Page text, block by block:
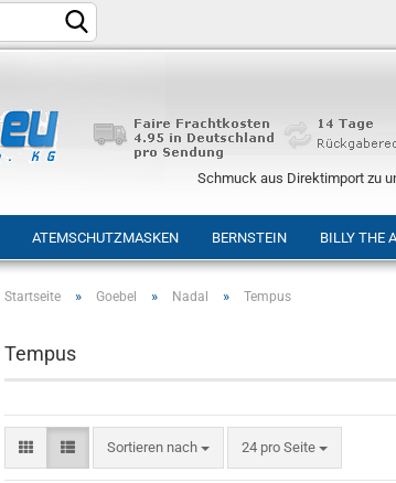
Schmuck aus Direktimport zu
ATEMSCHUTZMASKEN BERNSTEIN BILLY THE
Startseite » Goebel » Nadal » Tempus
Tempus
Sortieren nach 24 pro Seite